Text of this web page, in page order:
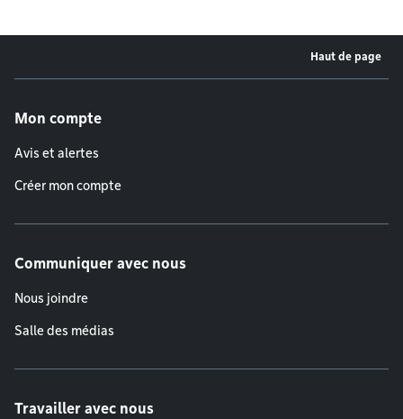
Haut de page
Mon compte
Avis et alertes
Créer mon compte
Communiquer avec nous
Nous joindre
Salle des médias
Travailler avec nous